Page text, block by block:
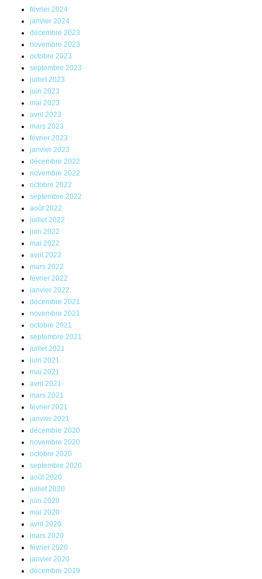
février 2024
janvier 2024
décembre 2023
novembre 2023
octobre 2023
septembre 2023
juillet 2023
juin 2023
mai 2023
avril 2023
mars 2023
février 2023
janvier 2023
décembre 2022
novembre 2022
octobre 2022
septembre 2022
août 2022
juillet 2022
juin 2022
mai 2022
avril 2022
mars 2022
février 2022
janvier 2022
décembre 2021
novembre 2021
octobre 2021
septembre 2021
juillet 2021
juin 2021
mai 2021
avril 2021
mars 2021
février 2021
janvier 2021
décembre 2020
novembre 2020
octobre 2020
septembre 2020
août 2020
juillet 2020
juin 2020
mai 2020
avril 2020
mars 2020
février 2020
janvier 2020
décembre 2019